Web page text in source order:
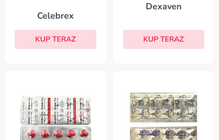
Celebrex
KUP TERAZ
Dexaven
KUP TERAZ